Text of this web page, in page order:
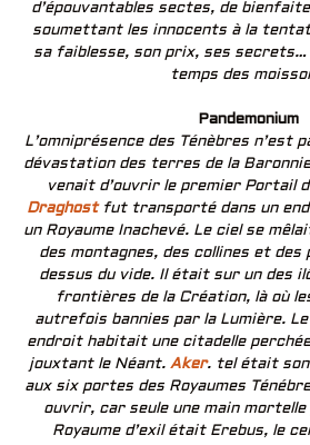
d’épouvantables sectes, de
soumettant les innocents à la
sa faiblesse, son prix, ses
temps des
Pandemonium
L’omniprésence des Ténèbres n’est
dévastation des terres de la Baronnie
venait d’ouvrir le premier Portail
Draghostfut transporté dans un
un Royaume Inachevé. Le ciel se
des montagnes, des collines et
dessus du vide. Il était sur un des
frontières de la Création, là où
autrefois bannies par la Lumière.
endroit habitait une citadelle
jouxtant le Néant. Aker. tel était son
aux six portes des Royaumes
ouvrir, car seule une main
Royaume d’exil était Erebus, le